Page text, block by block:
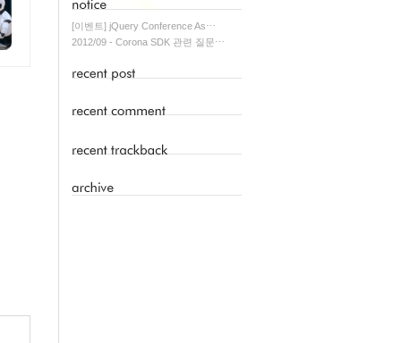
[이벤트] jQuery Conference As⋯
2012/09 - Corona SDK 관련 질문⋯